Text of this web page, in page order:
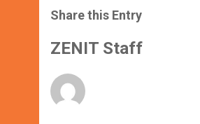
t
s
p
p
s
e
g
e
e
b
o
k
Share this Entry
ZENIT Staff